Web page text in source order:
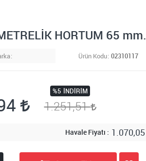
HORTUM 65 mm.
Ürün Kodu 02310117
%5 İNDIRIM
1.251,51
Havale Fiyatı 1.070,05